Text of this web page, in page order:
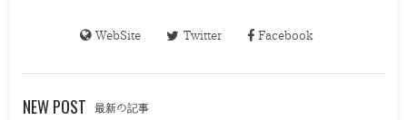
WebSite Twitter Facebook
NEW POST 最新の記事